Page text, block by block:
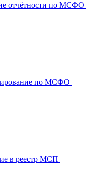
отчётности по МСФО
по МСФО
в реестр МСП